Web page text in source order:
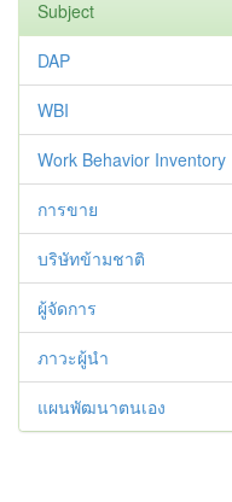
Subject
DAP
WBI
Work Behavior Inventory
การขาย
บริษัทข้ามชาติ
ผู้จัดการ
ภาวะผู้นำ
แผนพัฒนาตนเอง